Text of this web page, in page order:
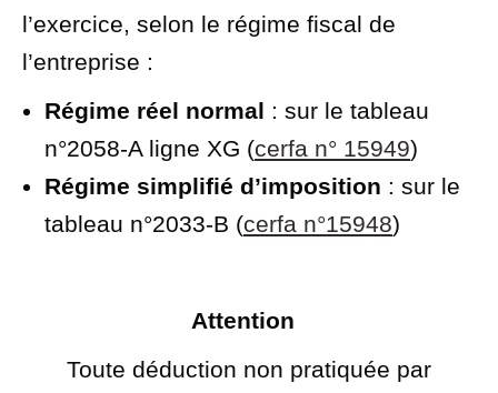
l’exercice, selon le régime fiscal de
l’entreprise :
Régime réel normal : sur le tableau
n°2058-A ligne XG (cerfa n° 15949)
Régime simplifié d’imposition : sur le
tableau n°2033-B (cerfa n°15948)
Attention
Toute déduction non pratiquée par